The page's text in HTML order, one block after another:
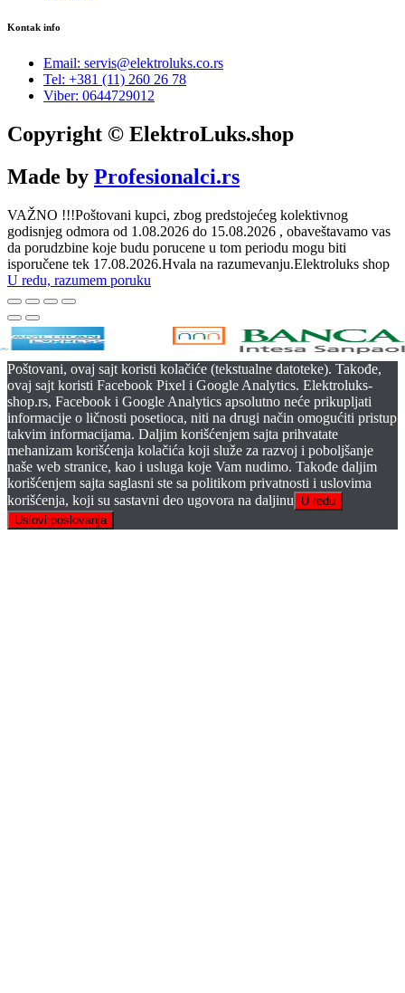
Kontak info
Email: servis@elektroluks.co.rs
Tel: +381 (11) 260 26 78
Viber: 0644729012
Copyright © ElektroLuks.shop
Made by Profesionalci.rs
VAŽNO !!!Poštovani kupci, zbog predstojećeg kolektivnog
godisnjeg odmora od 1.08.2026 do 15.08.2026 , obaveštavamo vas
da porudzbine koje budu porucene u tom periodu mogu biti
isporučene tek 17.08.2026.Hvala na razumevanju.Elektroluks shop
U redu, razumem poruku
Poštovani, ovaj sajt koristi kolačiće (tekstualne datoteke). Takođe,
ovaj sajt koristi Facebook Pixel i Google Analytics. Elektroluks-
shop.rs, Facebook i Google Analytics apsolutno neće prikupljati
informacije o ličnosti posetioca, niti na drugi način omogućiti pristup
takvim informacijama. Daljim korišćenjem sajta prihvatate
mehanizam korišćenja kolačića koji služe za razvoj i poboljšanje
naše web stranice, kao i usluga koje Vam nudimo. Takođe daljim
korišćenjem sajta saglasni ste sa politikom privatnosti i uslovima
korišćenja, koji su sastavni deo ugovora na daljinu
U redu
Uslovi poslovanja